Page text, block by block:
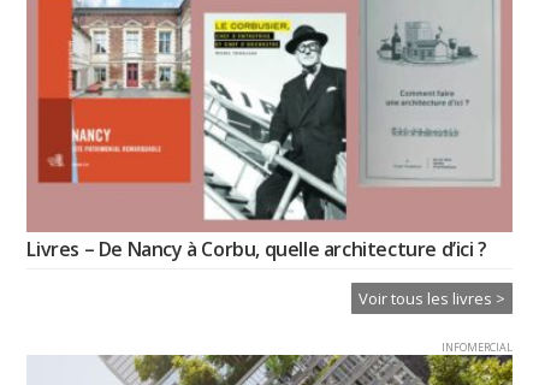
Livres – De Nancy à Corbu, quelle architecture d’ici ?
Voir tous les livres >
INFOMERCIAL